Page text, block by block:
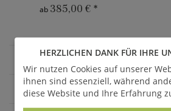
ab 385,00 € *
GARTENDEKO
FIGUREN & SKULPTUREN
HERZLICHEN DANK FÜR IHRE
Wir nutzen Cookies auf unserer
ihnen sind essenziell, während
diese Website und Ihre Erfahrung